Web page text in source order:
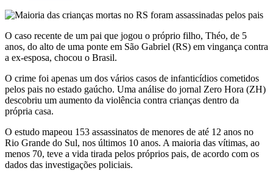
O caso recente de um pai que jogou o próprio filho, Théo, de 5
anos, do alto de uma ponte em São Gabriel (RS) em vingança contra
a ex-esposa, chocou o Brasil.
O crime foi apenas um dos vários casos de infanticídios cometidos
pelos pais no estado gaúcho. Uma análise do jornal Zero Hora (ZH)
descobriu um aumento da violência contra crianças dentro da
própria casa.
O estudo mapeou 153 assassinatos de menores de até 12 anos no
Rio Grande do Sul, nos últimos 10 anos. A maioria das vítimas, ao
menos 70, teve a vida tirada pelos próprios pais, de acordo com os
dados das investigações policiais.